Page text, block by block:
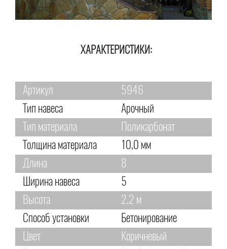
ХАРАКТЕРИСТИКИ:
Артикул
5946
Тип навеса
Арочный
Тип материала
Поликарбонат
Толщина материала
10,0 мм
Длина
8
Ширина навеса
5
Высота
2,2 м
Способ установки
Бетонирование
Цвет
Коричневый